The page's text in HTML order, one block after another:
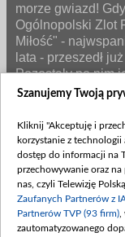
morze gwiazd!
Ogólnopolski Zlot
Miłość" -
lata - przeszedł
Pozostały po nim
rozdanych
mowa o
Rodzinna fotografia
Fanów serialu to już
Dlatego spójrzcie na
którzy przybyli na Zlot i
wspomnienia!
Szanujemy Twoją
Kliknij "Akceptuję i
korzystanie z technologii
dostęp do informacji na
przechowywanie oraz
nas, czyli Telewizję
Zaufanych Partnerów z
Partnerów TVP (93 firm)
zautomatyzowanego